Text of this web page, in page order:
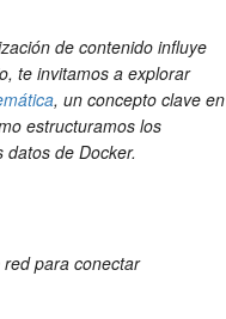
de contenido influye
te invitamos a explorar
, un concepto clave en
estructuramos los
de Docker.
para conectar